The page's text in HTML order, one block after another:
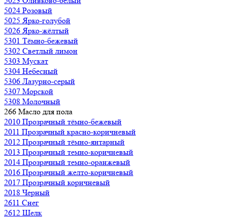
5024 Розовый
5025 Ярко-голубой
5026 Ярко-жёлтый
5301 Тёмно-бежевый
5302 Светлый лимон
5303 Мускат
5304 Небесный
5306 Лазурно-серый
5307 Морской
5308 Молочный
266 Масло для пола
2010 Прозрачный тёмно-бежевый
2011 Прозрачный красно-коричневый
2012 Прозрачный тёмно-янтарный
2013 Прозрачный темно-коричневый
2014 Прозрачный темно-оранжевый
2016 Прозрачный желто-коричневый
2017 Прозрачный коричневый
2018 Черный
2611 Снег
2612 Шелк